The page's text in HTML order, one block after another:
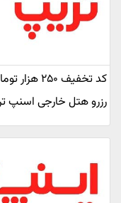
کد تخفیف ۲۵۰ هزار
رزرو هتل خارجی اسنپ